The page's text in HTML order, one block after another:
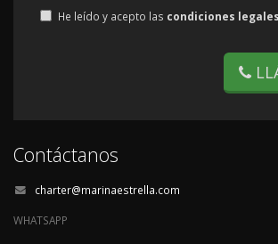
He leído y acepto las condiciones legales
Contáctanos
charter@marinaestrella.com
WHATSAPP